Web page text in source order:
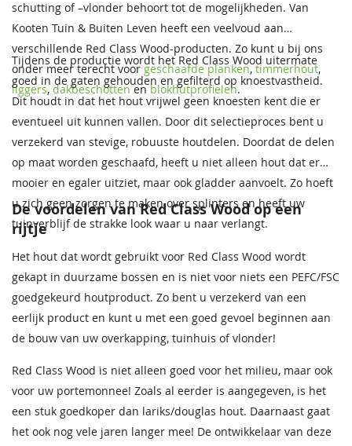
schutting of –vlonder behoort tot de mogelijkheden. Van
Kooten Tuin & Buiten Leven heeft een veelvoud aan
verschillende Red Class Wood-producten. Zo kunt u bij ons
onder meer terecht voor geschaafde planken, timmerhout,
liggers, dakbeschotten en blokhutprofielen.
Tijdens de productie wordt het Red Class Wood uitermate
goed in de gaten gehouden en gefilterd op knoestvastheid.
Dit houdt in dat het hout vrijwel geen knoesten kent die er
eventueel uit kunnen vallen. Door dit selectieproces bent u
verzekerd van stevige, robuuste houtdelen. Doordat de delen
op maat worden geschaafd, heeft u niet alleen hout dat er
mooier en egaler uitziet, maar ook gladder aanvoelt. Zo hoeft
u zich geen zorgen te maken over splinters en heeft uw
tuinverblijf de strakke look waar u naar verlangt.
De voordelen van Red Class Wood op een
rijtje
Het hout dat wordt gebruikt voor Red Class Wood wordt
gekapt in duurzame bossen en is niet voor niets een PEFC/FSC
goedgekeurd houtproduct. Zo bent u verzekerd van een
eerlijk product en kunt u met een goed gevoel beginnen aan
de bouw van uw overkapping, tuinhuis of vlonder!
Red Class Wood is niet alleen goed voor het milieu, maar ook
voor uw portemonnee! Zoals al eerder is aangegeven, is het
een stuk goedkoper dan lariks/douglas hout. Daarnaast gaat
het ook nog vele jaren langer mee! De ontwikkelaar van deze